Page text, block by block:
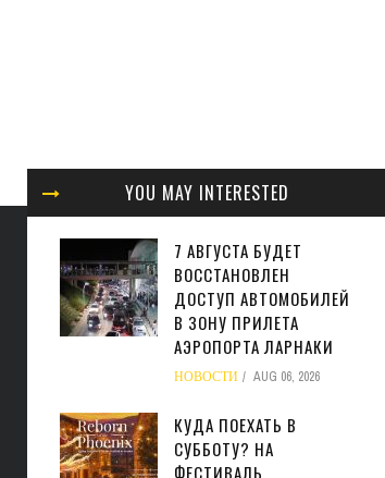
YOU MAY INTERESTED
7 АВГУСТА БУДЕТ
ВОССТАНОВЛЕН
ДОСТУП АВТОМОБИЛЕЙ
В ЗОНУ ПРИЛЕТА
АЭРОПОРТА ЛАРНАКИ
НОВОСТИ AUG 06, 2026
КУДА ПОЕХАТЬ В
СУББОТУ? НА
ФЕСТИВАЛЬ